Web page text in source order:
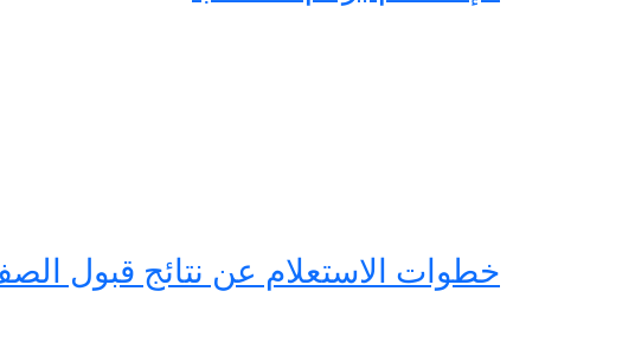
خطوات الاستعلام عن نتائج قبول الصف الأول الابتدائي